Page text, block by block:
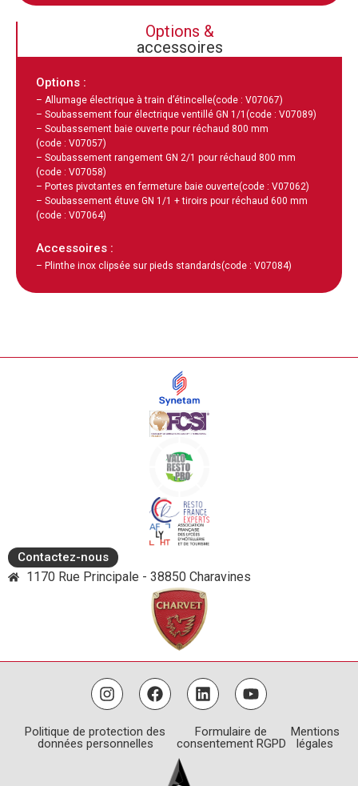
Options &
accessoires
Options :
– Allumage électrique à train d’étincelle(code : V07067)
– Soubassement four électrique ventillé GN 1/1 (code : V07089)
– Soubassement baie ouverte pour réchaud 800 mm
(code : V07057)
– Soubassement rangement GN 2/1 pour réchaud 800 mm
(code : V07058)
– Portes pivotantes en fermeture baie ouverte(code : V07062)
– Soubassement étuve GN 1/1 + tiroirs pour réchaud 600 mm
(code : V07064)
Accessoires :
– Plinthe inox clipsée sur pieds standards(code : V07084)
Contactez-nous
1170 Rue Principale - 38850 Charavines
Politique de protection des
données personnelles
Formulaire de
consentement RGPD
Mentions
légales